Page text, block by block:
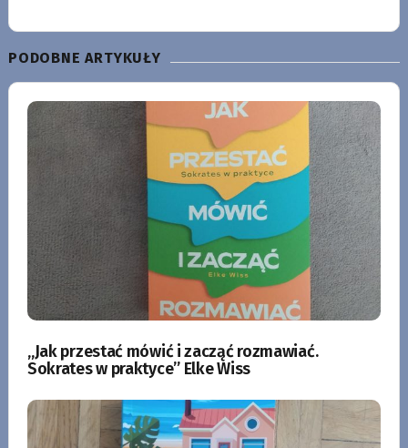
PODOBNE ARTYKUŁY
„Jak przestać mówić i zacząć rozmawiać.
Sokrates w praktyce” Elke Wiss